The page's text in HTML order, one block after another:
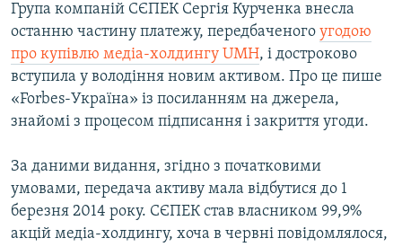
ДОЛУЧАЙСЯ!
Усі сайти RFE/RL
Група компаній СЄПЕК Сергія Курченка внесла
останню частину платежу, передбаченого угодою
про купівлю медіа-холдингу UMH, і достроково
вступила у володіння новим активом. Про це пише
«Forbes-Україна» із посиланням на джерела,
знайомі з процесом підписання і закриття угоди.
За даними видання, згідно з початковими
умовами, передача активу мала відбутися до 1
березня 2014 року. СЄПЕК став власником 99,9%
акцій медіа-холдингу, хоча в червні повідомлялося,